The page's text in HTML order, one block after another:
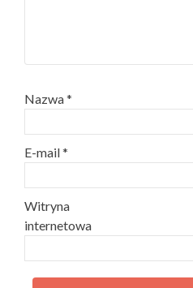
Nazwa*
E-mail*
Witryna
internetowa